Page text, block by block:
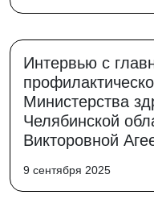
Интервью с
Министерства
Челябинской
Викторовной
9 сентября 2025